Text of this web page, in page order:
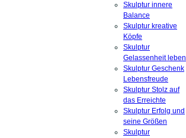
Skulptur innere
Balance
Skulptur kreative
Köpfe
Skulptur
Gelassenheit leben
Skulptur Geschenk
Lebensfreude
Skulptur Stolz auf
das Erreichte
Skulptur Erfolg und
seine Größen
Skulptur